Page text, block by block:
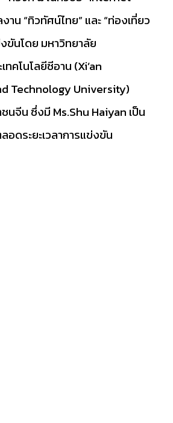
าน “ทิวทัศน์ไทย” และ “ท่องเที่ยว
ขันโดย มหาวิทยาลัย
คโนโลยีซีอาน (Xi’an
Technology University)
นจีน ซึ่งมี Ms.Shu Haiyan เป็น
อดระยะเวลาการแข่งขัน